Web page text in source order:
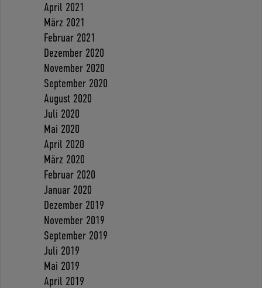
April 2021
März 2021
Februar 2021
Dezember 2020
November 2020
September 2020
August 2020
Juli 2020
Mai 2020
April 2020
März 2020
Februar 2020
Januar 2020
Dezember 2019
November 2019
September 2019
Juli 2019
Mai 2019
April 2019